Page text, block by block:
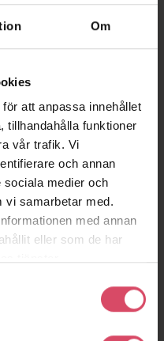
Om
att anpassa innehållet
tillhandahålla funktioner
vår trafik. Vi
och annan
sociala medier och
vi samarbetar med.
med annan
eller som de har